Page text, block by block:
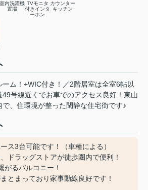
室内洗濯機
置場
TVモニタ
付きインタ
ーホン
カウンター
キッチン
ーム！+WIC付き！／2階居室は全室6帖以
号線近くでお車でのアクセス良好！東山
、住環境が整った閑静な住宅街です♪
ス3台可能です！（車種による）
ドラッグストアが徒歩圏内で便利！
るバルコニー！
とまっており家事動線良好です！